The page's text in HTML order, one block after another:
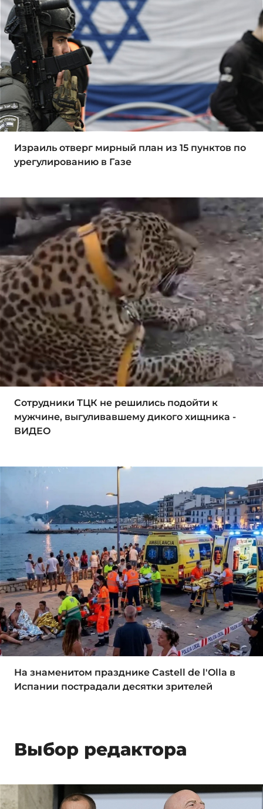
Израиль отверг мирный план из 15 пунктов по
урегулированию в Газе
Сотрудники ТЦК не решились подойти к
мужчине, выгуливавшему дикого хищника -
ВИДЕО
На знаменитом празднике Castell de l'Olla в
Испании пострадали десятки зрителей
Выбор редактора